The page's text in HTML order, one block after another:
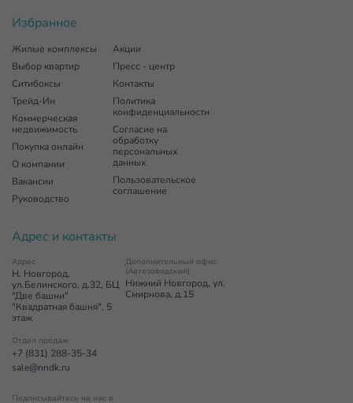
Избранное
Жилые комплексы
Выбор квартир
Ситибоксы
Трейд-Ин
Коммерческая
недвижимость
Покупка онлайн
О компании
Вакансии
Руководство
Акции
Пресс - центр
Контакты
Политика
конфиденциальности
Согласие на
обработку
персональных
данных
Пользовательское
соглашение
Адрес и контакты
Адрес
Н. Новгород,
ул.Белинского, д.32, БЦ
"Две башни"
"Квадратная башня", 5
этаж
Дополнительный офис
(Автозаводский)
Нижний Новгород, ул.
Смирнова, д.15
Отдел продаж
+7 (831) 288-35-34
sale@nndk.ru
Подписывайтесь на нас в